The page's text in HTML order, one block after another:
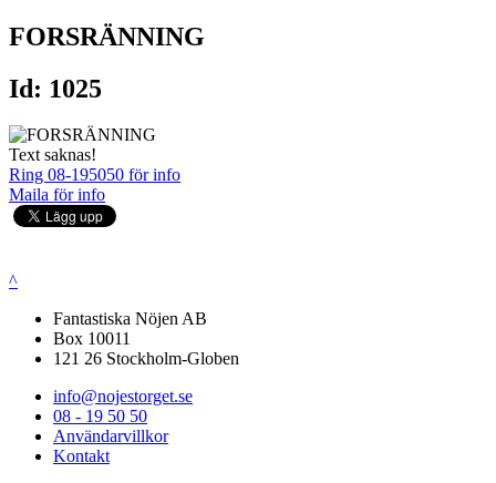
FORSRÄNNING
Id: 1025
Text saknas!
Ring 08-195050 för info
Maila för info
^
Fantastiska Nöjen AB
Box 10011
121 26 Stockholm-Globen
info@nojestorget.se
08 - 19 50 50
Användarvillkor
Kontakt